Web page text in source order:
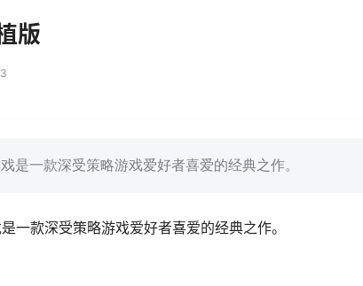
版
是一款深受策略游戏爱好者喜爱的经典之作。
一款深受策略游戏爱好者喜爱的经典之作。